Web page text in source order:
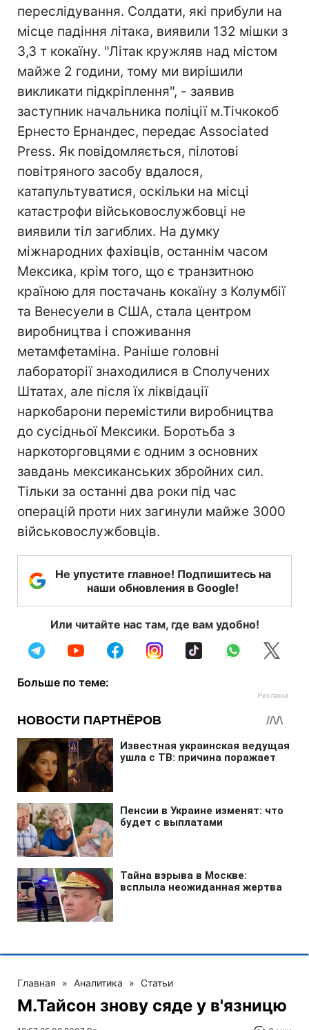
переслідування. Солдати, які прибули на
місце падіння літака, виявили 132 мішки з
3,3 т кокаїну. "Літак кружляв над містом
майже 2 години, тому ми вирішили
викликати підкріплення", - заявив
заступник начальника поліції м.Тічкокоб
Ернесто Ернандес, передає Associated
Press. Як повідомляється, пілотові
повітряного засобу вдалося,
катапультуватися, оскільки на місці
катастрофи військовослужбовці не
виявили тіл загиблих. На думку
міжнародних фахівців, останнім часом
Мексика, крім того, що є транзитною
країною для постачань кокаїну з Колумбії
та Венесуели в США, стала центром
виробництва і споживання
метамфетаміна. Раніше головні
лабораторії знаходилися в Сполучених
Штатах, але після їх ліквідації
наркобарони перемістили виробництва
до сусідньої Мексики. Боротьба з
наркоторговцями є одним з основних
завдань мексиканських збройних сил.
Тільки за останні два роки під час
операцій проти них загинули майже 3000
військовослужбовців.
Не упустите главное! Подпишитесь на
наши обновления в Google!
Или читайте нас там, где вам удобно!
Больше по теме:
Главная » Аналитика » Статьи
М.Тайсон знову сяде у в'язницю